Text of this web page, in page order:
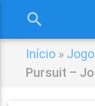
search
Início »
Pursuit –